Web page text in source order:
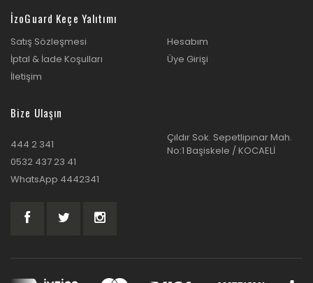
İzoGuard Keçe Yalıtımı
Satış Sözleşmesi
İptal & İade Koşulları
İletişim
Hesabım
Üye Girişi
Bize Ulaşın
444 2 341
0532 437 23 41
WhatsApp 4442341
Çıldır Sok. Sepetlipınar Mah.
No:1 Başiskele / KOCAELİ